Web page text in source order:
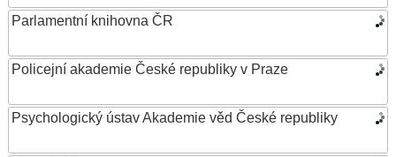
Parlamentní knihovna ČR
Policejní akademie České republiky v Praze
Psychologický ústav Akademie věd České republiky